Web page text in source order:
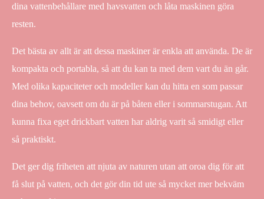
dina vattenbehållare med havsvatten och låta maskinen göra
resten.
Det bästa av allt är att dessa maskiner är enkla att använda. De är
kompakta och portabla, så att du kan ta med dem vart du än går.
Med olika kapaciteter och modeller kan du hitta en som passar
dina behov, oavsett om du är på båten eller i sommarstugan. Att
kunna fixa eget drickbart vatten har aldrig varit så smidigt eller
så praktiskt.
Det ger dig friheten att njuta av naturen utan att oroa dig för att
få slut på vatten, och det gör din tid ute så mycket mer bekväm